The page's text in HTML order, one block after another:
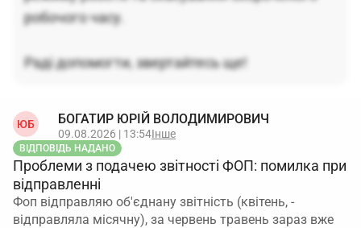
робочого часу.
Раді допомогти, звертайтесь ще!
ЮБ БОГАТИР ЮРІЙ ВОЛОДИМИРОВИЧ
09.08.2026 | 13:54Інше
ВІДПОВІДЬ НАДАНО
Проблеми з подачею звітності ФОП: помилка при
відправленні
Фоп відправляю об'єднану звітність (квітень, -
відправляла місячну), за червень травень зараз вже